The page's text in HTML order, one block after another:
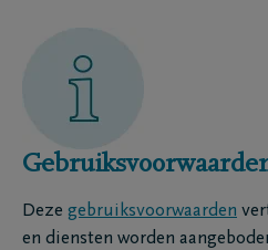
Deze gebruiksvoorwaarden
en diensten worden